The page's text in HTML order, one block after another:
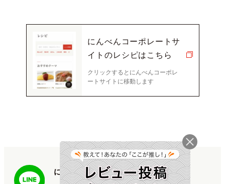
にんべんコーポレートサ
イトのレシピはこちら
クリックするとにんべんコーポレ
ートサイトに移動します
にんべん専門店 LINE公式アカウント